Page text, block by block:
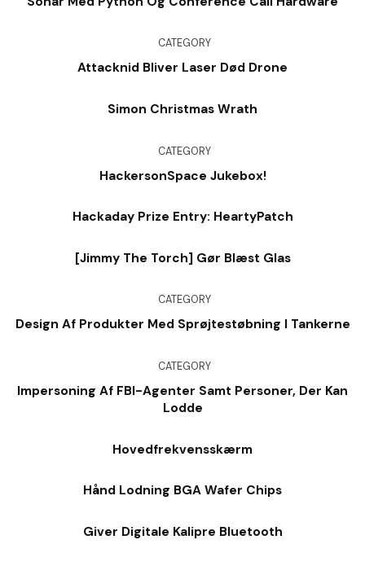
CATEGORY
Attacknid Bliver Laser Død Drone
Simon Christmas Wrath
CATEGORY
HackersonSpace Jukebox!
Hackaday Prize Entry: HeartyPatch
[Jimmy The Torch] Gør Blæst Glas
CATEGORY
Design Af Produkter Med Sprøjtestøbning I Tankerne
CATEGORY
Impersoning Af FBI-Agenter Samt Personer, Der Kan
Lodde
Hovedfrekvensskærm
Hånd Lodning BGA Wafer Chips
Giver Digitale Kalipre Bluetooth